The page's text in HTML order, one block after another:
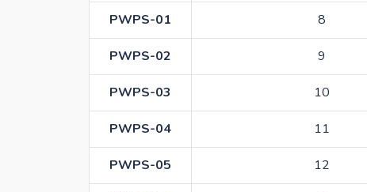
PWPS-01 8
PWPS-02 9
PWPS-03 10
PWPS-04 11
PWPS-05 12